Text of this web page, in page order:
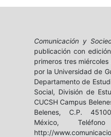
Comunicación y
publicación con
primeros tres
por la Universidad de
Departamento de
Social, División de
CUCSH Campus
Belenes, C.P.
México, Teléfono
http://